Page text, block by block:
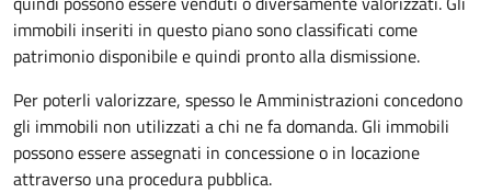
immobili inseriti in questo piano sono classificati come
patrimonio disponibile e quindi pronto alla dismissione.
Per poterli valorizzare, spesso le Amministrazioni concedono
gli immobili non utilizzati a chi ne fa domanda. Gli immobili
possono essere assegnati in concessione o in locazione
attraverso una procedura pubblica.